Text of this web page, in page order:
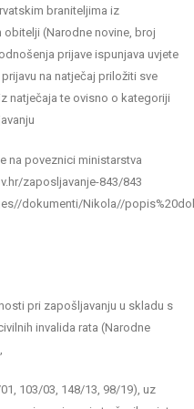
braniteljima iz
(Narodne novine, broj
prijave ispunjava uvjete
na natječaj priložiti sve
natječaja te ovisno o kategoriji
na poveznici ministarstva
zaposljavanje-843/843
dokumenti/Nikola//
pri zapošljavanju u skladu s
invalida rata (Narodne
103/03, 148/13, 98/19), uz